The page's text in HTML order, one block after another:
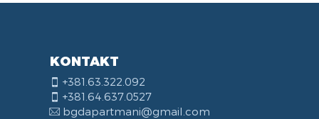
KONTAKT
+381.63.322.092
+381.64.637.0527
bgdapartmani@gmail.com